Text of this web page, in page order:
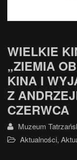
WIELKIE
„ZIEMIA
KINA I
Z
CZERWCA
Muzeum
Aktualności,